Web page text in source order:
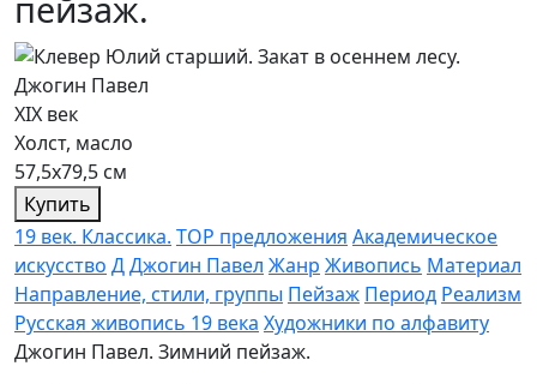
Джогин Павел
XIX век
Холст, масло
57,5х79,5 см
Купить
19 век. Классика. TOP предложения Академическое
искусство ДДжогин Павел Жанр Живопись Материал
Направление, стили, группы Пейзаж Период Реализм
Русская живопись 19 века Художники по алфавиту
Джогин Павел. Зимний пейзаж.